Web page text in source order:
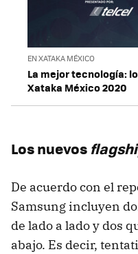
EN XATAKA MÉXICO
La mejor tecnología:
Xataka México 2020
Los nuevos
De acuerdo con el
Samsung incluyen
de lado a lado y dos
abajo. Es decir,